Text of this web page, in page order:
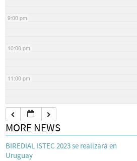
9:00 pm
10:00 pm
11:00 pm
MORE NEWS
BIREDIAL ISTEC 2023 se realizará en
Uruguay